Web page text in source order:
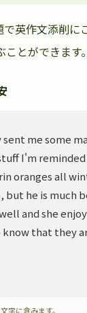
英作文添削に
ことができます
me some
I'm
oranges all
but he is much
and she
that they
字に含みます。